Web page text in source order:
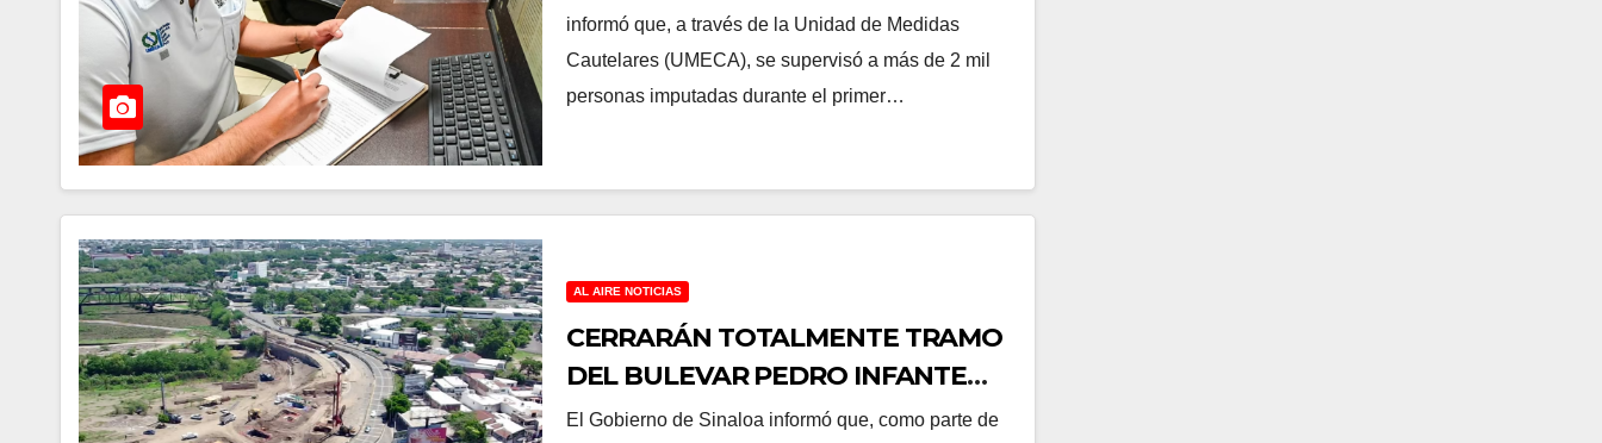
DE 2026
informó que, a través de la Unidad de Medidas
Cautelares (UMECA), se supervisó a más de 2 mil
personas imputadas durante el primer…
AL AIRE NOTICIAS
CERRARÁN TOTALMENTE TRAMO
DEL BULEVAR PEDRO INFANTE
POR CONSTRUCCIÓN DEL NUEVO
El Gobierno de Sinaloa informó que, como parte de